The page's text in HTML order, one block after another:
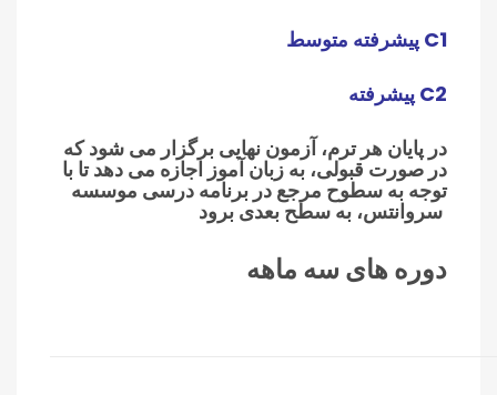
پیشرفته متوسط C1
پیشرفته C2
در پایان هر ترم، آزمون نهایی برگزار می شود که
در صورت قبولی، به زبان آموز اجازه می دهد تا با
توجه به سطوح مرجع در برنامه درسی موسسه
سروانتس، به سطح بعدی برود
دوره های سه ماهه